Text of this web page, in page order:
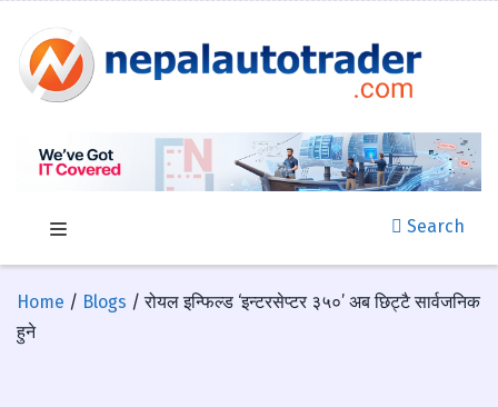
Search
Home / Blogs / रोयल इन्फिल्ड ‘इन्टरसेप्टर ३५०’ अब छिट्टै सार्वजनिक
हुने